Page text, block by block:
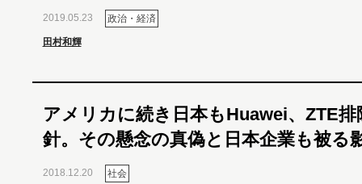
2019.05.23 政治・経済
田村和輝
アメリカに続き日本もHuawei、ZTE排
針。その懸念の真偽と日本企業も被る
2018.12.20 社会